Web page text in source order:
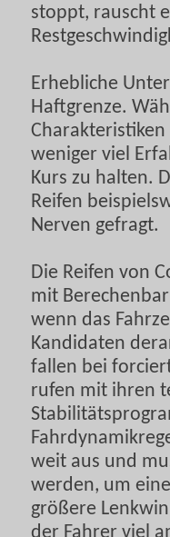
stoppt, rauscht
Erhebliche
Haftgrenze.
weniger viel
Kurs zu halten.
Reifen
Nerven gefragt.
Die Reifen von
mit
wenn das
Kandidaten
fallen bei
rufen mit ihren
weit aus und
werden, um
größere
der Fahrer viel